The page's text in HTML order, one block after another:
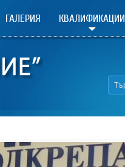
ГАЛЕРИЯ КВАЛИФИКАЦИИ